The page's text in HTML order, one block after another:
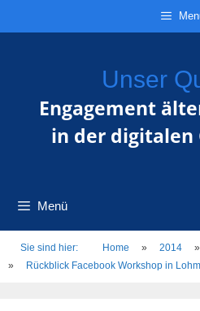
Unser
Engagement
in der digitalen
Menü
Sie sind hier: Home » 2014 »
»
Rückblick Facebook Workshop in